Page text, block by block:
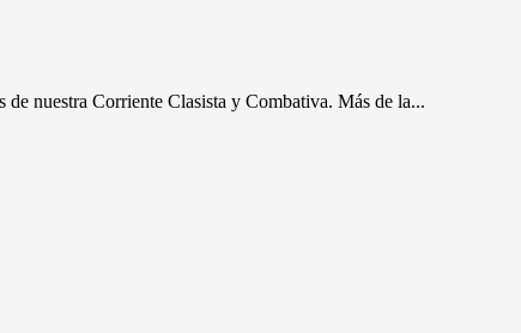
nuestra Corriente Clasista y Combativa. Más de la...